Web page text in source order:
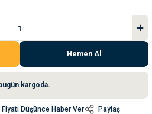
Hemen Al
kargoda.
Fiyatı Düşünce Haber Ver
Paylaş